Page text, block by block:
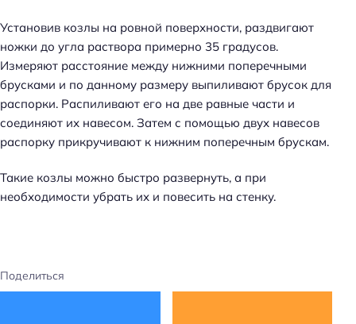
Установив козлы на ровной поверхности, раздвигают
ножки до угла раствора примерно 35 градусов.
Измеряют расстояние между нижними поперечными
брусками и по данному размеру выпиливают брусок для
распорки. Распиливают его на две равные части и
соединяют их навесом. Затем с помощью двух навесов
распорку прикручивают к нижним поперечным брускам.
Такие козлы можно быстро развернуть, а при
необходимости убрать их и повесить на стенку.
Поделиться